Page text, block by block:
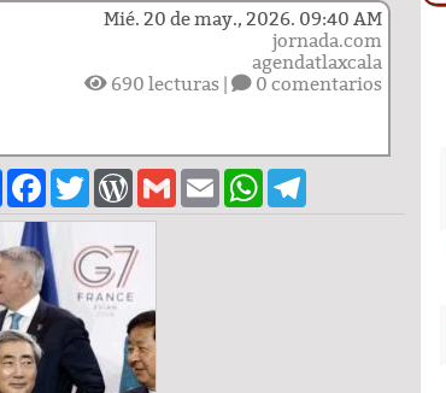
Mié. 20 de may., 2026. 09:40 AM
jornada.com
agendatlaxcala
690 lecturas | 0 comentarios
ShareFacebook
TwitterWordPress
GmailEmailWhatsApp